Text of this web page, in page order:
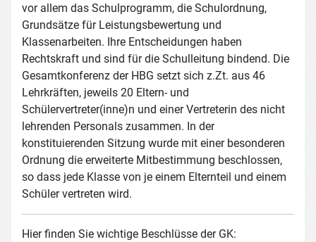
vor allem das Schulprogramm, die Schulordnung,
Grundsätze für Leistungsbewertung und
Klassenarbeiten. Ihre Entscheidungen haben
Rechtskraft und sind für die Schulleitung bindend. Die
Gesamtkonferenz der HBG setzt sich z.Zt. aus 46
Lehrkräften, jeweils 20 Eltern- und
Schülervertreter(inne)n und einer Vertreterin des nicht
lehrenden Personals zusammen. In der
konstituierenden Sitzung wurde mit einer besonderen
Ordnung die erweiterte Mitbestimmung beschlossen,
so dass jede Klasse von je einem Elternteil und einem
Schüler vertreten wird.
Hier finden Sie wichtige Beschlüsse der GK: